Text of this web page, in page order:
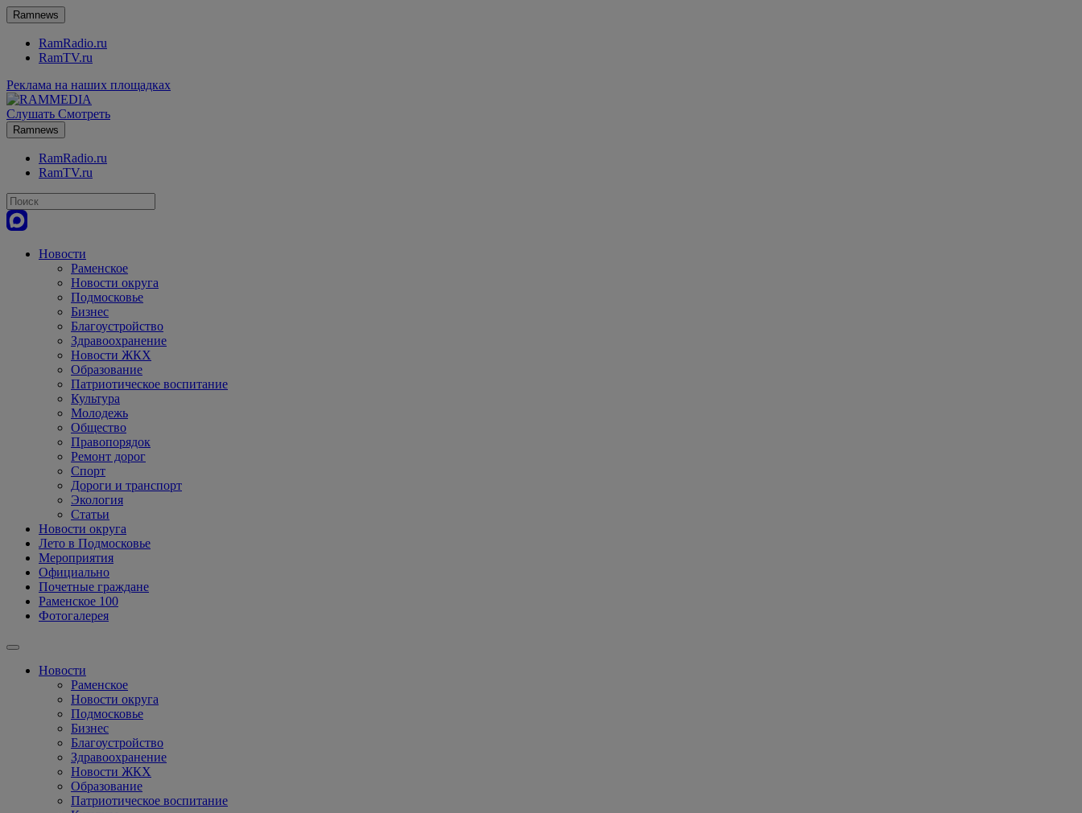
Ramnews
RamRadio.ru
RamTV.ru
Реклама на наших площадках
Слушать Смотреть
Ramnews
RamRadio.ru
RamTV.ru
Новости
Раменское
Новости округа
Подмосковье
Бизнес
Благоустройство
Здравоохранение
Новости ЖКХ
Образование
Патриотическое воспитание
Культура
Молодежь
Общество
Правопорядок
Ремонт дорог
Спорт
Дороги и транспорт
Экология
Статьи
Новости округа
Лето в Подмосковье
Мероприятия
Официально
Почетные граждане
Раменское 100
Фотогалерея
Новости
Раменское
Новости округа
Подмосковье
Бизнес
Благоустройство
Здравоохранение
Новости ЖКХ
Образование
Патриотическое воспитание